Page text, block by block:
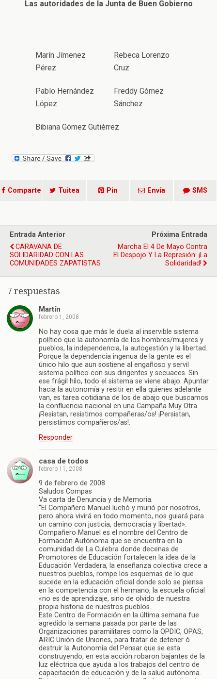
Las autoridades de la Junta de Buen Gobierno
Marín Jímenez
Pérez
Rebeca Lorenzo
Cruz
Pablo Hernández
López
Freddy Gómez
Sánchez
Bibiana Gómez Gutiérrez
Comparte Tuitea Pin Envía SMS
Entrada Anterior
CARAVANA DE
SOLIDARIDAD CON LAS
COMUNIDADES ZAPATISTAS
Próxima Entrada
Marcha El 4 De Mayo Contra
El Despojo Y La Represión: ¡La
Solidaridad!
7 respuestas
Martín
febrero 1, 2008
No hay cosa que más le duela al inservible sistema
político que la autonomía de los hombres/mujeres y
pueblos, la independencia, la autogestión y la libertad.
Porque la dependencia ingenua de la gente es el
único hilo que aun sostiene al engañoso y servil
sistema político con sus dirigentes y secuaces. Sin
ese frágil hilo, todo el sistema se viene abajo. Apuntar
hacia la autonomía y resitir en ella quienes adelante
van, es tarea cotidiana de los de abajo que buscamos
la confluencia nacional en una Campaña Muy Otra.
¡Resistan, resistimos compañeras/os! ¡Persistan,
persistimos compañeros/as!.
Responder
casa de todos
febrero 11, 2008
9 de febrero de 2008
Saludos Compas
Va carta de Denuncia y de Memoria.
“El Compañero Manuel luchó y murió por nosotros,
pero ahora vivirá en todo momento, nos guiará para
un camino con justicia, democracia y libertad».
Compañero Manuel es el nombre del Centro de
Formación Autónoma que se encuentra en la
comunidad de La Culebra donde decenas de
Promotores de Educación fortalecen la idea de la
Educación Verdadera, la enseñanza colectiva crece a
nuestros pueblos, rompe los esquemas de lo que
sucede en la educación oficial donde solo se piensa
en la competencia con el hermano, la escuela oficial
«no es de aprendizaje, sino de olvido de nuestra
propia historia de nuestros pueblos.
Este Centro de Formación en la última semana fue
agredido la semana pasada por parte de las
Organizaciones paramilitares como la OPDIC, OPAS,
ARIC Unión de Uniones, para tratar de detener ó
destruir la Autonomía del Pensar que se esta
construyendo, en esta acción robaron bajantes de la
luz eléctrica que ayuda a los trabajos del centro de
capacitación de educación y de la salud autónoma.